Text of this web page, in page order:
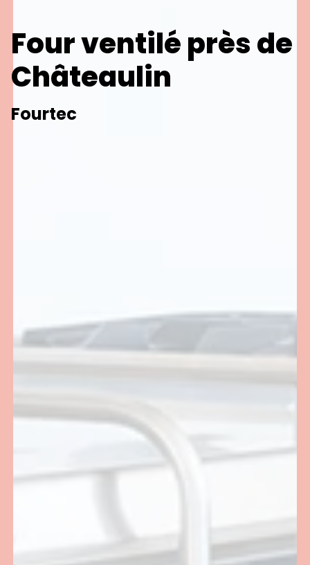
Four ventilé près de
Châteaulin
Fourtec